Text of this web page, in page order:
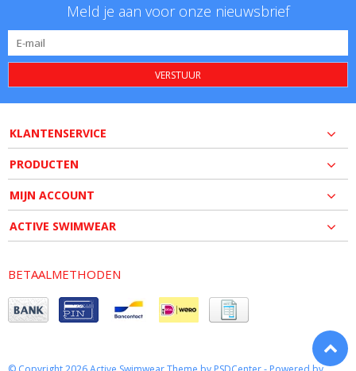
Meld je aan voor onze nieuwsbrief
VERSTUUR
KLANTENSERVICE
PRODUCTEN
MIJN ACCOUNT
ACTIVE SWIMWEAR
BETAALMETHODEN